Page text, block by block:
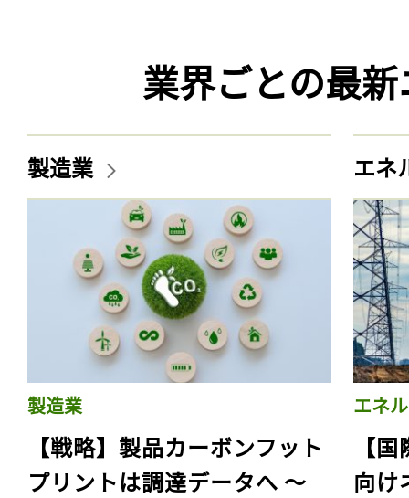
業界ごとの最
製造業
製造業
【戦略】製品カーボンフット
プリントは調達データへ 〜
エネ
エネ
【
向け